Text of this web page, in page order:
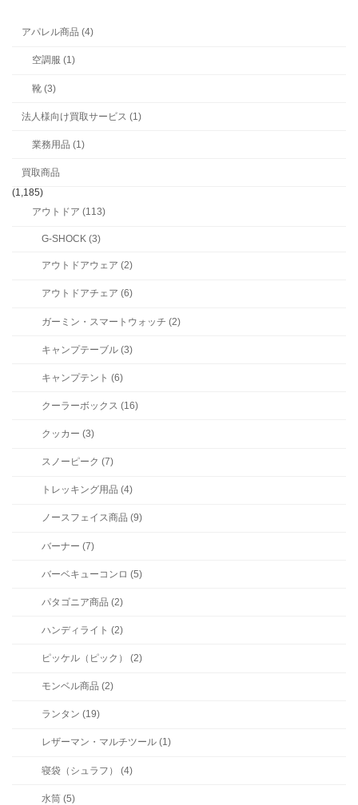
アパレル商品 (4)
空調服 (1)
靴 (3)
法人様向け買取サービス (1)
業務用品 (1)
買取商品
(1,185)
アウトドア (113)
G-SHOCK (3)
アウトドアウェア (2)
アウトドアチェア (6)
ガーミン・スマートウォッチ (2)
キャンプテーブル (3)
キャンプテント (6)
クーラーボックス (16)
クッカー (3)
スノーピーク (7)
トレッキング用品 (4)
ノースフェイス商品 (9)
バーナー (7)
バーベキューコンロ (5)
パタゴニア商品 (2)
ハンディライト (2)
ピッケル（ピック） (2)
モンベル商品 (2)
ランタン (19)
レザーマン・マルチツール (1)
寝袋（シュラフ） (4)
水筒 (5)